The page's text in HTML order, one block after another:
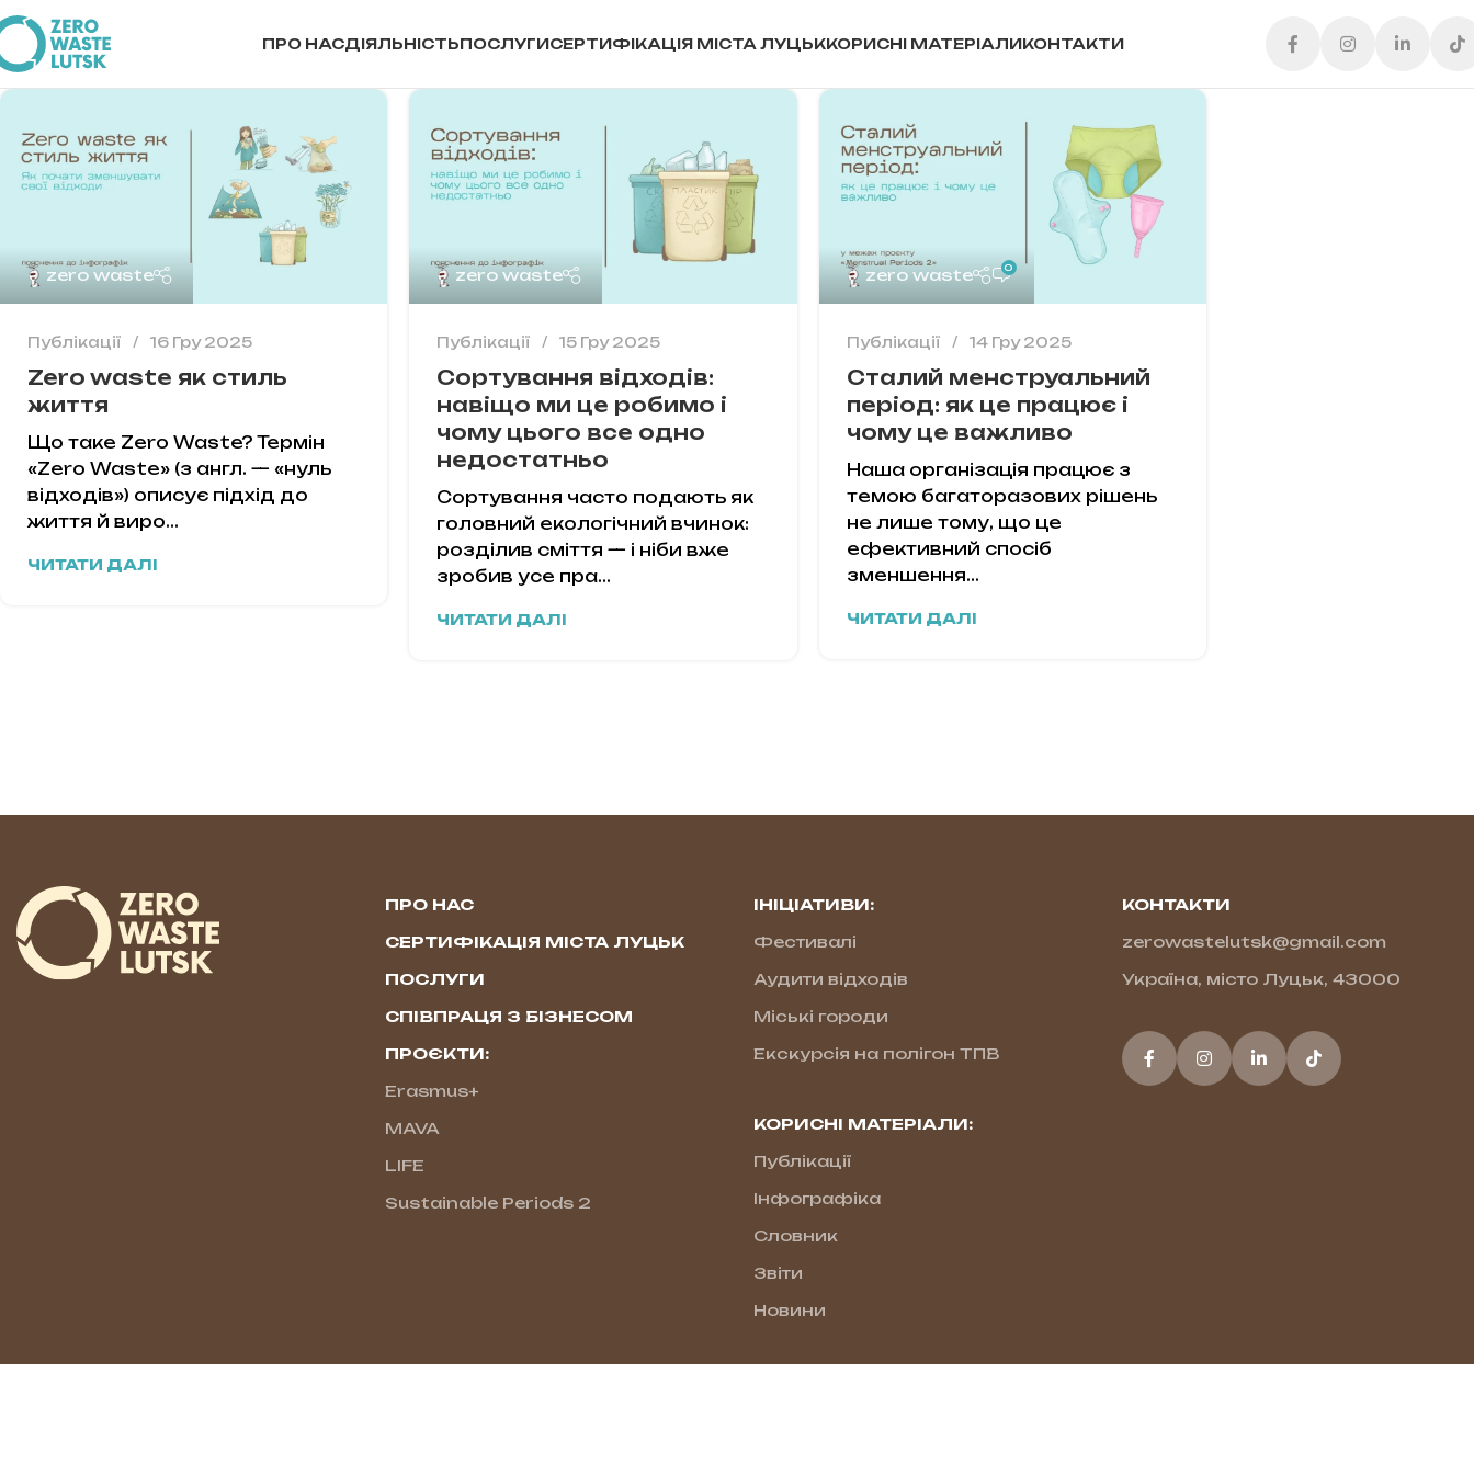
ПРО НАСДІЯЛЬНІСТЬПОСЛУГИСЕРТИФІКАЦІЯ МІСТА ЛУЦЬККОРИСНІ МАТЕРІАЛИКОНТАКТИ
zero waste
Публікації 16 Гру 2025
Zero waste як стиль
життя
Що таке Zero Waste? Термін
«Zero Waste» (з англ. — «нуль
відходів») описує підхід до
життя й виро...
ЧИТАТИ ДАЛІ
zero waste
Публікації 15 Гру 2025
Сортування відходів:
навіщо ми це робимо і
чому цього все одно
недостатньо
Сортування часто подають як
головний екологічний вчинок:
розділив сміття — і ніби вже
зробив усе пра...
ЧИТАТИ ДАЛІ
zero waste 0
Публікації 14 Гру 2025
Сталий менструальний
період: як це працює і
чому це важливо
Наша організація працює з
темою багаторазових рішень
не лише тому, що це
ефективний спосіб
зменшення...
ЧИТАТИ ДАЛІ
ПРО НАС
СЕРТИФІКАЦІЯ МІСТА ЛУЦЬК
ПОСЛУГИ
СПІВПРАЦЯ З БІЗНЕСОМ
ПРОЄКТИ:
Erasmus+
MAVA
LIFE
Sustainable Periods 2
ІНІЦІАТИВИ:
Фестивалі
Аудити відходів
Міські городи
Екскурсія на полігон ТПВ
КОРИСНІ МАТЕРІАЛИ:
Публікації
Інфографіка
Словник
Звіти
Новини
КОНТАКТИ
zerowastelutsk@gmail.com
Україна, місто Луцьк, 43000